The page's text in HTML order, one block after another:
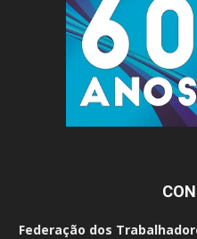
Federação dos